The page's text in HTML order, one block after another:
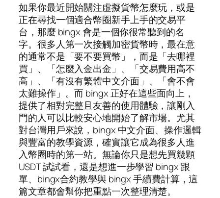
如果你最近開始關注虛擬貨幣怎麼玩，或是
正在尋找一個適合幣圈新手上手的交易平
台，那麼 bingx 會是一個你很常聽到的名
字。很多人第一次接觸加密貨幣時，最在意
的通常不是「要不要買幣」，而是「去哪裡
買」、「怎麼入金出金」、「交易費用高不
高」、「有沒有繁體中文介面」、「會不會
太難操作」。而 bingx 正好在這些面向上，
提供了相對完整且友善的使用體驗，讓剛入
門的人可以比較安心地開始了解市場。尤其
對台灣用戶來說，bingx 中文介面、操作邏輯
與豐富的教學資源，確實讓它成為很多人進
入幣圈時的第一站。無論你只是想先買幾顆
USDT 試試看，還是想進一步學習 bingx 跟
單、bingx合約教學與 bingx 手續費計算，這
篇文章都會幫你把重點一次整理清楚。